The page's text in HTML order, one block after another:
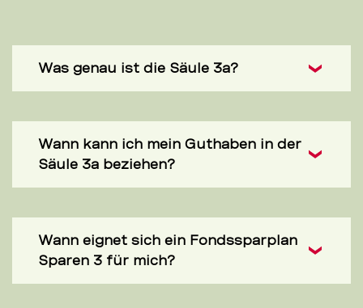
Was genau ist die Säule 3a?
Wann kann ich mein Guthaben in der
Säule 3a beziehen?
Wann eignet sich ein Fondssparplan
Sparen 3 für mich?